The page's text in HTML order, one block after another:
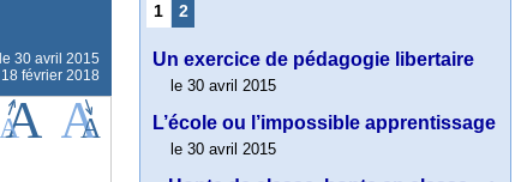
30 avril 2015
février 2018
1 2
Un exercice de pédagogie libertaire
le 30 avril 2015
L’école ou l’impossible apprentissage
le 30 avril 2015